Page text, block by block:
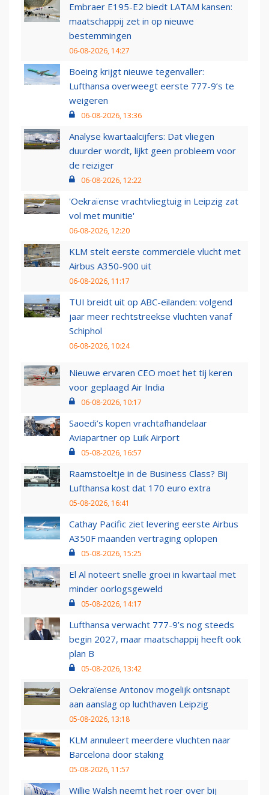
Embraer E195-E2 biedt LATAM kansen:
maatschappij zet in op nieuwe
bestemmingen
06-08-2026, 14:27
Boeing krijgt nieuwe tegenvaller:
Lufthansa overweegt eerste 777-9’s te
weigeren
06-08-2026, 13:36
Analyse kwartaalcijfers: Dat vliegen
duurder wordt, lijkt geen probleem voor
de reiziger
06-08-2026, 12:22
'Oekraïense vrachtvliegtuig in Leipzig zat
vol met munitie'
06-08-2026, 12:20
KLM stelt eerste commerciële vlucht met
Airbus A350-900 uit
06-08-2026, 11:17
TUI breidt uit op ABC-eilanden: volgend
jaar meer rechtstreekse vluchten vanaf
Schiphol
06-08-2026, 10:24
Nieuwe ervaren CEO moet het tij keren
voor geplaagd Air India
06-08-2026, 10:17
Saoedi’s kopen vrachtafhandelaar
Aviapartner op Luik Airport
05-08-2026, 16:57
Raamstoeltje in de Business Class? Bij
Lufthansa kost dat 170 euro extra
05-08-2026, 16:41
Cathay Pacific ziet levering eerste Airbus
A350F maanden vertraging oplopen
05-08-2026, 15:25
El Al noteert snelle groei in kwartaal met
minder oorlogsgeweld
05-08-2026, 14:17
Lufthansa verwacht 777-9’s nog steeds
begin 2027, maar maatschappij heeft ook
plan B
05-08-2026, 13:42
Oekraïense Antonov mogelijk ontsnapt
aan aanslag op luchthaven Leipzig
05-08-2026, 13:18
KLM annuleert meerdere vluchten naar
Barcelona door staking
05-08-2026, 11:57
Willie Walsh neemt het roer over bij